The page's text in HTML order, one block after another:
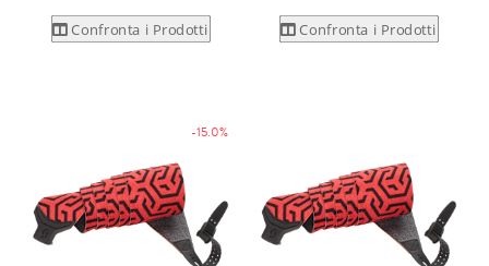
Confronta i Prodotti Confronta i Prodotti
-15.0%